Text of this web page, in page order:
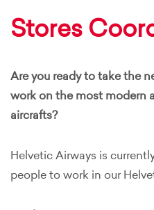
Stores
Are you ready to take the
work on the most modern
aircrafts?
Helvetic Airways is
people to work in our